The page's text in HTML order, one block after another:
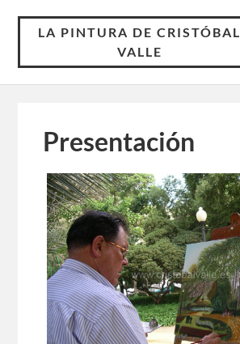
LA PINTURA DE CRISTÓBAL
VALLE
Presentación